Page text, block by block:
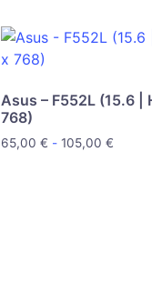
Asus – F552L (15.6 |
768)
65,00 € - 105,00 €